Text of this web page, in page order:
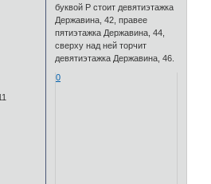
буквой Р стоит девятиэтажка
Державина, 42, правее
пятиэтажка Державина, 44,
сверху над ней торчит
девятиэтажка Державина, 46.
0